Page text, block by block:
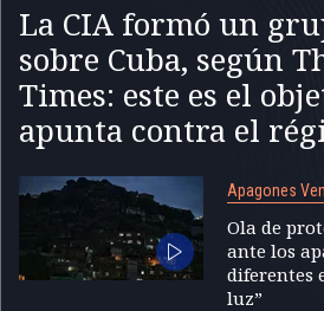
La CIA formó un
sobre Cuba, según
Times: este es el
apunta contra el
Apagones
Ola de
ante los
diferentes
luz”